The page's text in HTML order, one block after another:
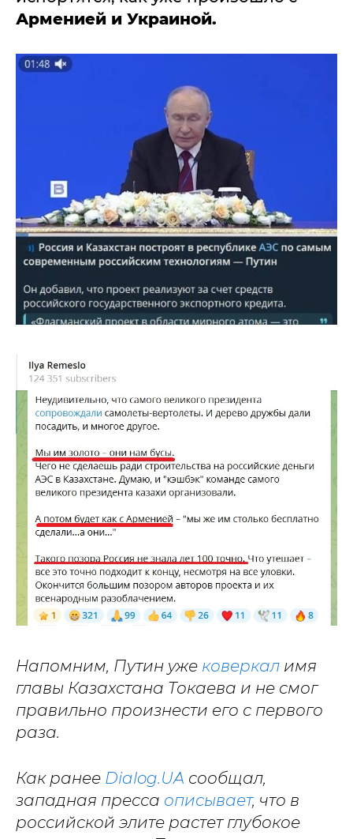
Арменией и Украиной.
Напомним, Путин уже коверкал имя
главы Казахстана Токаева и не смог
правильно произнести его с первого
раза.
Как ранее Dialog.UA сообщал,
западная пресса описывает, что в
российской элите растет глубокое